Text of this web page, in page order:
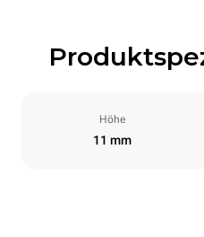
Höhe
11 mm